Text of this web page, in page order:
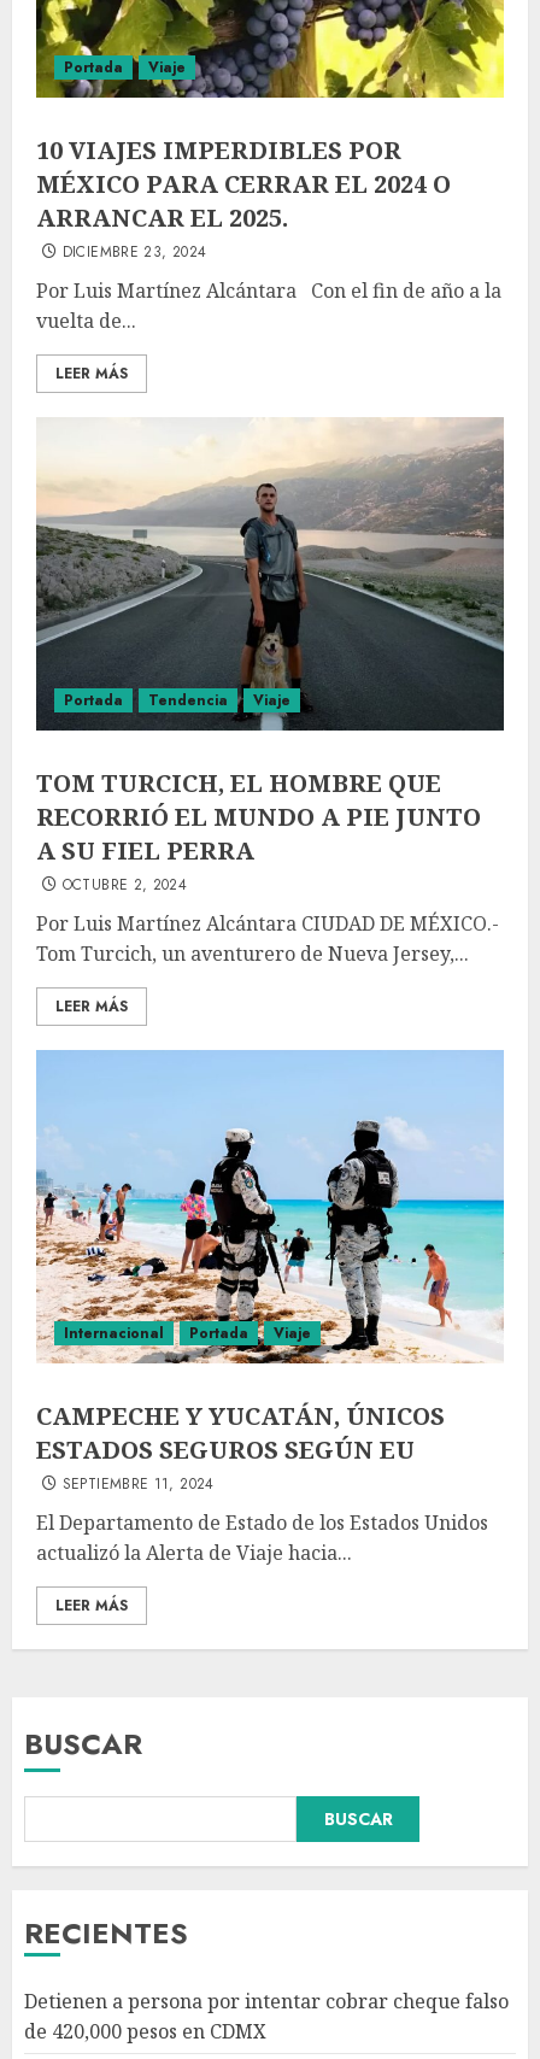
Portada Viaje
10 VIAJES IMPERDIBLES POR
MÉXICO PARA CERRAR EL 2024 O
ARRANCAR EL 2025.
DICIEMBRE 23, 2024
Por Luis Martínez Alcántara Con el fin de año a la
vuelta de...
LEER MÁS
Portada Tendencia Viaje
TOM TURCICH, EL HOMBRE QUE
RECORRIÓ EL MUNDO A PIE JUNTO
A SU FIEL PERRA
OCTUBRE 2, 2024
Por Luis Martínez Alcántara CIUDAD DE MÉXICO.-
Tom Turcich, un aventurero de Nueva Jersey,...
LEER MÁS
Internacional Portada Viaje
CAMPECHE Y YUCATÁN, ÚNICOS
ESTADOS SEGUROS SEGÚN EU
SEPTIEMBRE 11, 2024
El Departamento de Estado de los Estados Unidos
actualizó la Alerta de Viaje hacia...
LEER MÁS
BUSCAR
BUSCAR
RECIENTES
Detienen a persona por intentar cobrar cheque falso
de 420,000 pesos en CDMX
Falla en sistema Booster de El
Carrizo deja sin agua a 147
Sectores obrero y empresarial
piden al IMSS nuevo hospital
en Guanajuato